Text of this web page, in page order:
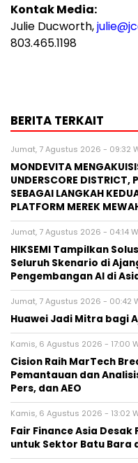
Kontak Media:
Julie Ducworth,
803.465.1198
BERITA TERKAIT
Jumat, 7 Agustus 2026 - 09:32
MONDEVITA
UNDERSCORE DISTRICT,
SEBAGAI LANGKAH
PLATFORM MEREK
Jumat, 7 Agustus 2026 - 04:14
HIKSEMI Tampilkan
Seluruh Skenario di
Pengembangan AI di
Jumat, 7 Agustus 2026 - 00:42
Huawei Jadi Mitra bagi
Kamis, 6 Agustus 2026 - 17:00
Cision Raih MarTech
Pemantauan dan
Pers, dan AEO
Kamis, 6 Agustus 2026 - 13:02
Fair Finance Asia
untuk Sektor Batu Bara